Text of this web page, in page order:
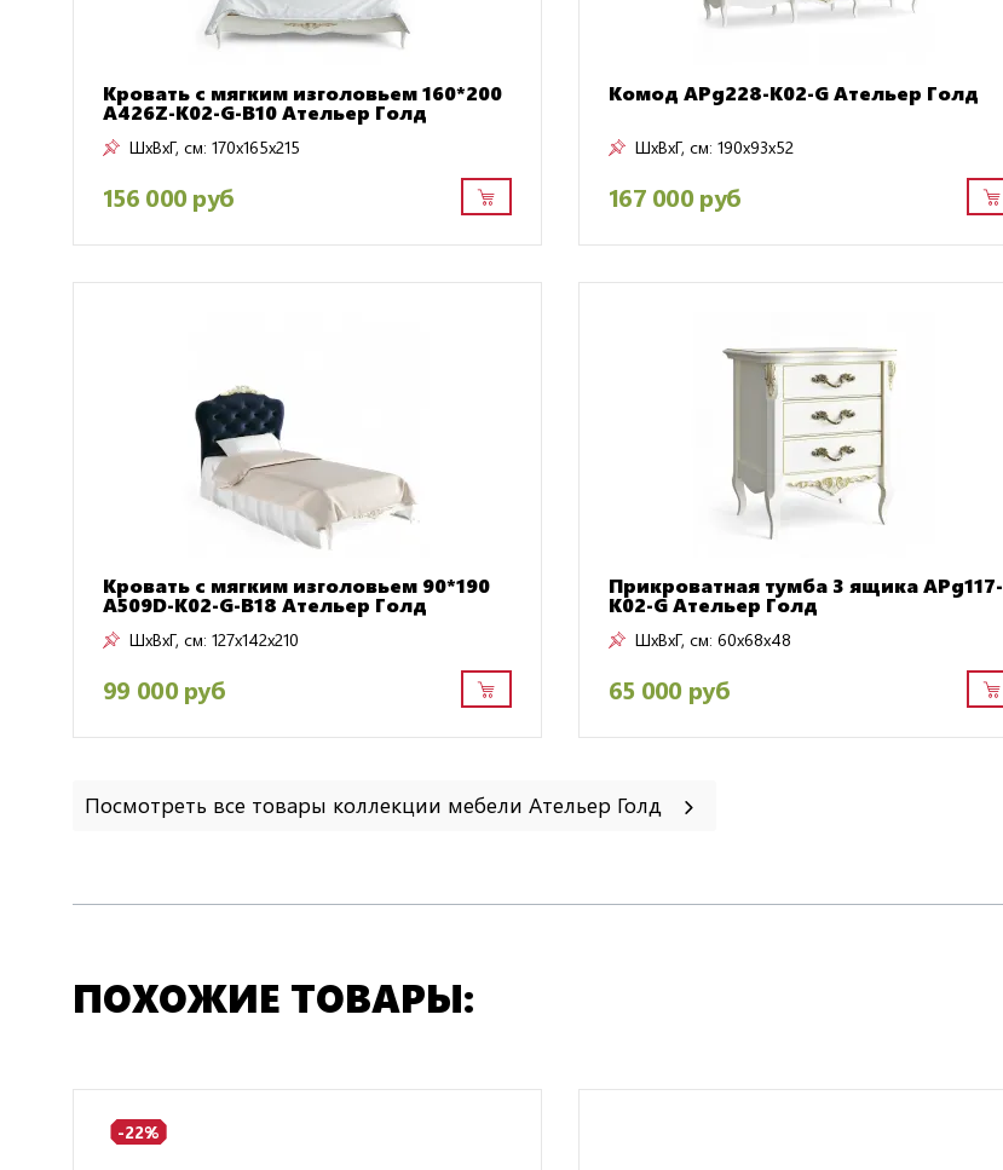
Кровать с мягким изголовьем 160*200
A426Z-K02-G-B10 Ательер Голд
ШxВxГ, см: 170x165x215
156 000 руб
Комод APg228-K02-G Ательер Голд
ШxВxГ, см: 190x93x52
167 000 руб
Кровать с мягким изголовьем 90*190
A509D-K02-G-B18 Ательер Голд
ШxВxГ, см: 127x142x210
99 000 руб
Прикроватная тумба 3 ящика APg117-
K02-G Ательер Голд
ШxВxГ, см: 60x68x48
65 000 руб
Посмотреть все товары коллекции мебели Ательер Голд
ПОХОЖИЕ ТОВАРЫ:
-22%